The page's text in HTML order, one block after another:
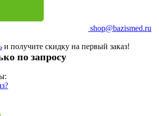
shop@bazismed.ru
и получите скидку на первый заказ!
по запросу